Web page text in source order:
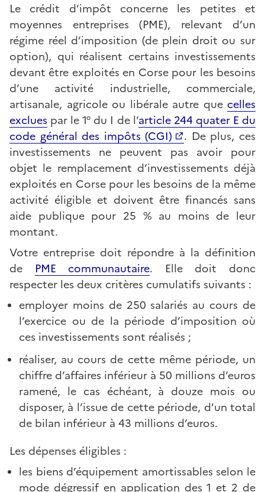
Le crédit d’impôt concerne les petites et
moyennes entreprises (PME), relevant d’un
régime réel d’imposition (de plein droit ou sur
option), qui réalisent certains investissements
devant être exploités en Corse pour les besoins
d’une activité industrielle, commerciale,
artisanale, agricole ou libérale autre que celles
exclues par le 1° du I de l’article 244 quater E du
code général des impôts (CGI)
. De plus, ces
investissements ne peuvent pas avoir pour
objet le remplacement d’investissements déjà
exploités en Corse pour les besoins de la même
activité éligible et doivent être financés sans
aide publique pour 25 % au moins de leur
montant.
Votre entreprise doit répondre à la définition
de PME communautaire. Elle doit donc
respecter les deux critères cumulatifs suivants :
employer moins de 250 salariés au cours de
l’exercice ou de la période d’imposition où
ces investissements sont réalisés ;
réaliser, au cours de cette même période, un
chiffre d’affaires inférieur à 50 millions d’euros
ramené, le cas échéant, à douze mois ou
disposer, à l’issue de cette période, d’un total
de bilan inférieur à 43 millions d’euros.
Les dépenses éligibles :
les biens d’équipement amortissables selon le
mode dégressif en application des 1 et 2 de